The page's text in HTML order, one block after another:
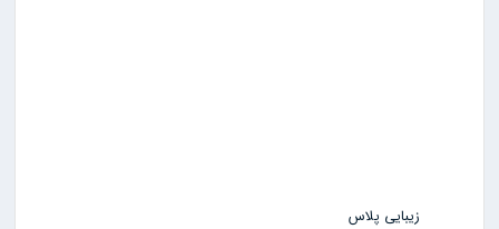
زیبایی پلاس